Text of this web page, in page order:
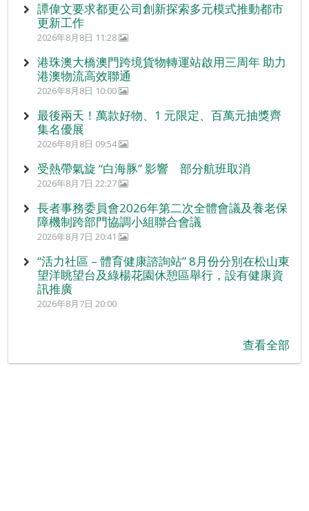
譚偉文要求都更公司創新探索多元模式推動都市
更新工作
2026年8月8日 11:28
港珠澳大橋澳門跨境貨物轉運站啟用三周年 助力
港澳物流高效聯通
2026年8月8日 10:00
最後兩天！萬款好物、1 元限定、百萬元抽獎齊
集名優展
2026年8月8日 09:54
受熱帶氣旋 “白海豚” 影響 部分航班取消
2026年8月7日 22:27
長者事務委員會2026年第二次全體會議及養老保
障機制跨部門協調小組聯合會議
2026年8月7日 20:41
“活力社區 – 體育健康諮詢站” 8月份分別在松山東
望洋眺望台及綠楊花園休憩區舉行，設有健康資
訊推廣
2026年8月7日 20:00
查看全部